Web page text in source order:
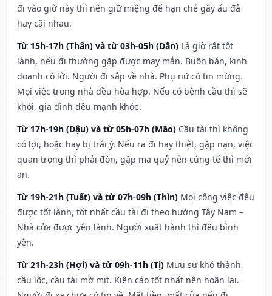
đi vào giờ này thì nên giữ miệng để hạn ché gây ẩu đả
hay cãi nhau.
Từ 15h-17h (Thân) và từ 03h-05h (Dần) Là giờ rất tốt
lành, nếu đi thường gặp được may mắn. Buôn bán, kinh
doanh có lời. Người đi sắp về nhà. Phụ nữ có tin mừng.
Mọi việc trong nhà đều hòa hợp. Nếu có bệnh cầu thì sẽ
khỏi, gia đình đều mạnh khỏe.
Từ 17h-19h (Dậu) và từ 05h-07h (Mão) Cầu tài thì không
có lợi, hoặc hay bị trái ý. Nếu ra đi hay thiệt, gặp nạn, việc
quan trọng thì phải đòn, gặp ma quỷ nên cúng tế thì mới
an.
Từ 19h-21h (Tuất) và từ 07h-09h (Thìn) Mọi công việc đều
được tốt lành, tốt nhất cầu tài đi theo hướng Tây Nam –
Nhà cửa được yên lành. Người xuất hành thì đều bình
yên.
Từ 21h-23h (Hợi) và từ 09h-11h (Tị) Mưu sự khó thành,
cầu lộc, cầu tài mờ mịt. Kiện cáo tốt nhất nên hoãn lại.